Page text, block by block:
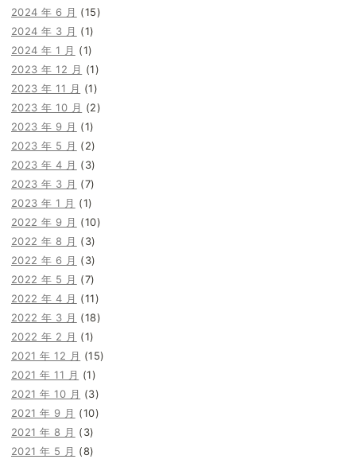
2024 年 6 月 (15)
2024 年 3 月 (1)
2024 年 1 月 (1)
2023 年 12 月 (1)
2023 年 11 月 (1)
2023 年 10 月 (2)
2023 年 9 月 (1)
2023 年 5 月 (2)
2023 年 4 月 (3)
2023 年 3 月 (7)
2023 年 1 月 (1)
2022 年 9 月 (10)
2022 年 8 月 (3)
2022 年 6 月 (3)
2022 年 5 月 (7)
2022 年 4 月 (11)
2022 年 3 月 (18)
2022 年 2 月 (1)
2021 年 12 月 (15)
2021 年 11 月 (1)
2021 年 10 月 (3)
2021 年 9 月 (10)
2021 年 8 月 (3)
2021 年 5 月 (8)